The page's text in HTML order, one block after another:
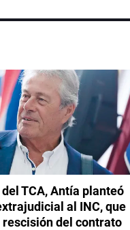
TCA, Antía planteó
al INC, que
del contrato